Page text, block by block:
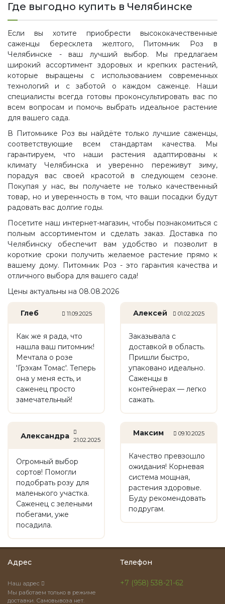
Где выгодно купить в Челябинске
Если вы хотите приобрести высококачественные
саженцы бересклета желтого, Питомник Роз в
Челябинске - ваш лучший выбор. Мы предлагаем
широкий ассортимент здоровых и крепких растений,
которые выращены с использованием современных
технологий и с заботой о каждом саженце. Наши
специалисты всегда готовы проконсультировать вас по
всем вопросам и помочь выбрать идеальное растение
для вашего сада.
В Питомнике Роз вы найдёте только лучшие саженцы,
соответствующие всем стандартам качества. Мы
гарантируем, что наши растения адаптированы к
климату Челябинска и уверенно переживут зиму,
порадуя вас своей красотой в следующем сезоне.
Покупая у нас, вы получаете не только качественный
товар, но и уверенность в том, что ваши посадки будут
радовать вас долгие годы.
Посетите наш интернет-магазин, чтобы познакомиться с
полным ассортиментом и сделать заказ. Доставка по
Челябинску обеспечит вам удобство и позволит в
короткие сроки получить желаемое растение прямо к
вашему дому. Питомник Роз - это гарантия качества и
отличного выбора для вашего сада!
Цены актуальны на 08.08.2026
Глеб 11.09.2025
Как же я рада, что
нашла ваш питомник!
Мечтала о розе
'Грэхам Томас'. Теперь
она у меня есть, и
саженец просто
замечательный!
Алексей 01.02.2025
Заказывала с
доставкой в область.
Пришли быстро,
упаковано идеально.
Саженцы в
контейнерах — легко
сажать.
Александра 21.02.2025
Огромный выбор
сортов! Помогли
подобрать розу для
маленького участка.
Саженец с зелеными
побегами, уже
посадила.
Максим 09.10.2025
Качество превзошло
ожидания! Корневая
система мощная,
растения здоровые.
Буду рекомендовать
подругам.
Адрес
Наш адрес
Мы работаем только в режиме
доставки. Самовывоза нет.
Телефон
+7 (958) 538-21-62